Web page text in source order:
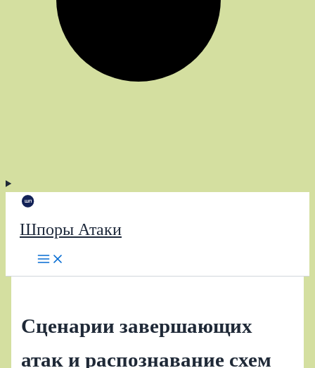
Шпоры Атаки
Сценарии завершающих
атак и распознавание схем